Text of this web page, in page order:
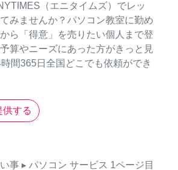
（エニタイムズ）でレッ
みませんか？パソコン教室に勤め
ら「得意」を売りたい個人まで登
算やニーズにあった方がきっと見
間365日全国どこでも依頼ができ
供する
事 ▸ パソコン サービス 1ページ目